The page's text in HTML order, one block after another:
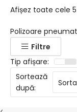
Afișez toate cele
Polizoare
Filtre